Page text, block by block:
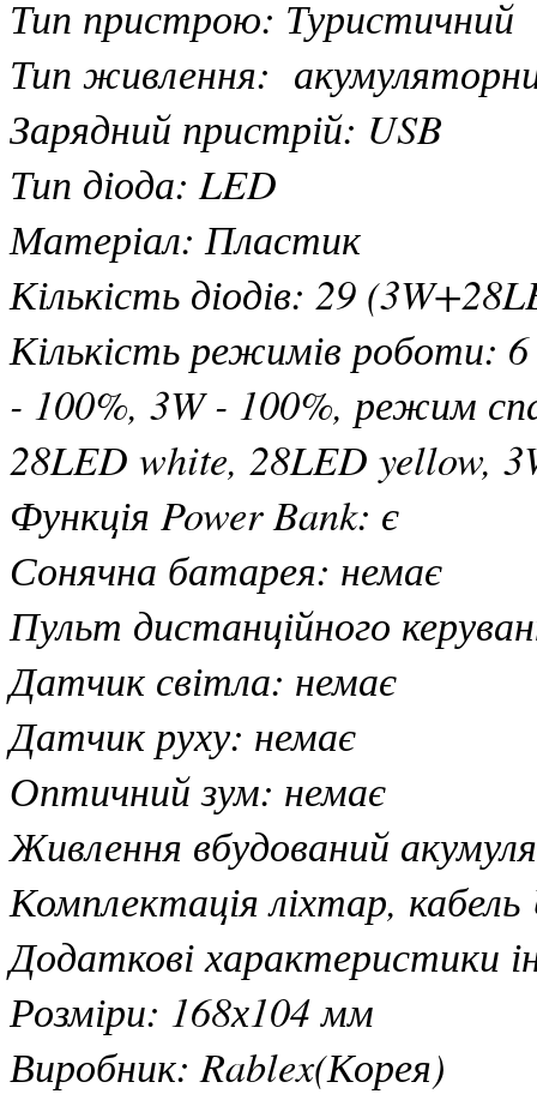
Тип пристрою: Туристичний
Тип живлення:
Зарядний пристрій: USB
Тип діода: LED
Матеріал: Пластик
Кількість діодів: 29
Кількість режимів роботи:
- 100%, 3W - 100%, режим
28LED white, 28LED yellow,
Функція Power Bank: є
Сонячна батарея: немає
Пульт дистанційного
Датчик світла: немає
Датчик руху: немає
Оптичний зум: немає
Живлення вбудований
Комплектація ліхтар,
Додаткові характеристики
Розміри: 168х104 мм
Виробник: Rablex(Корея)